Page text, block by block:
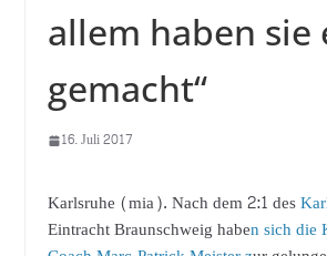
allem haben sie
gemacht“
16. Juli 2017
Karlsruhe (mia). Nach dem 2:1 des
Eintracht Braunschweig haben sich die